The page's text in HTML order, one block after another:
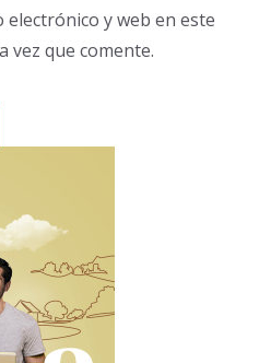
y web en este
vez que comente.